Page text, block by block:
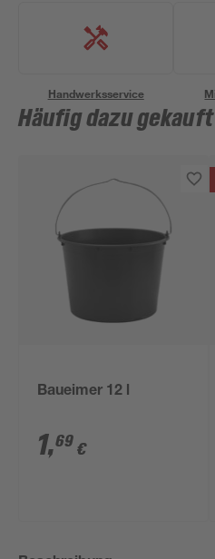
Handwerksservice
Häufig dazu gekauft
Baueimer 12 l
1,69 €